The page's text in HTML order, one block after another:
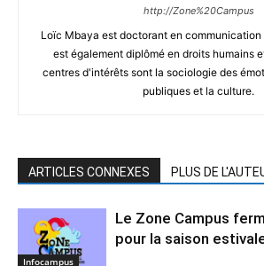
http://Zone%20Campus
Loïc Mbaya est doctorant en communication
est également diplômé en droits humains
centres d'intérêts sont la sociologie des
publiques et la culture.
ARTICLES CONNEXES PLUS DE
Infocampus
Le Zone Campus
pour la saison